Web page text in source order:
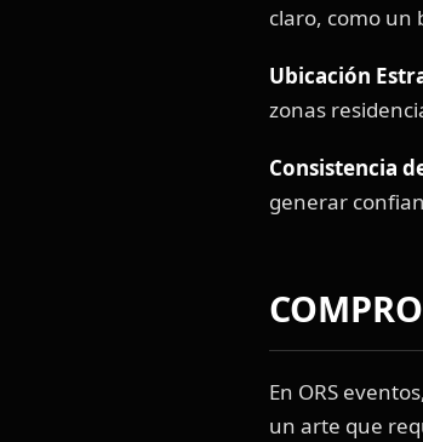
claro, como un
Ubicación
zonas
Consistencia
generar
En ORS
un arte que